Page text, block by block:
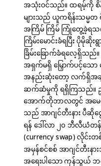
အသုံးဝင်သည်။ ထရမ့်ကို စိန်
များသည် ယူကရိန်းသမ္မတ
အကြိမ် ကြိမ် ကြုံတွေ့ခဲ့ရသ
ကြိမ်းမောင်းခံရပြီး ပိုမိုဆို
ခြိမ်းခြောက်ခံရလေ့ရှိ
အရှက်မရှိ မြှောက်ပင့်သော
အနည်းဆုံးတော့ လက်ရှိအခ
ဆက်ဆံမှုကို ရရှိကြသည်။ ဥပ
အောက်တိုဘာလတွင် အမေရိ
သည် အာဂျင်တီးနား ပီဆိုငွ
ရန် ဒေါ်လာ ၂၀ ဘီလီယံတန်
(currency swap) လိုင်း
အမှန်စင်စစ် အာဂျင်တီး
အရေးပါသော ကုန်သွယ်